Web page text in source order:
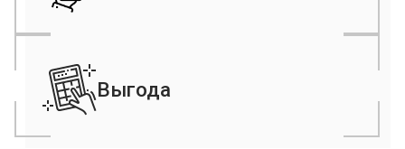
Управление выдачей;
Возможность замены грузополучателя или
Выгода